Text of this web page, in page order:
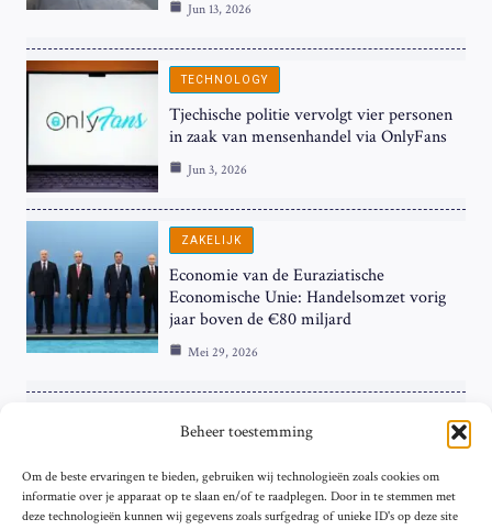
Beheer toestemming
Om de beste ervaringen te bieden, gebruiken wij technologieën zoals cookies om
informatie over je apparaat op te slaan en/of te raadplegen. Door in te stemmen met
deze technologieën kunnen wij gegevens zoals surfgedrag of unieke ID's op deze site
Jun 13, 2026
TECHNOLOGY
Tjechische politie vervolgt vier personen
in zaak van mensenhandel via OnlyFans
Jun 3, 2026
ZAKELIJK
Economie van de Euraziatische
Economische Unie: Handelsomzet vorig
jaar boven de €80 miljard
Mei 29, 2026
Hardnekkige Inflatie bij de ‘Grote Vier’
van de Eurozone